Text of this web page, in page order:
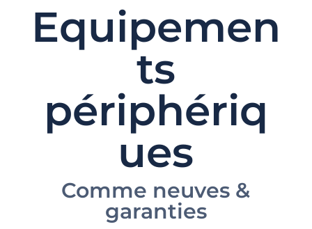
Equipemen
ts
périphériq
ues
Comme neuves &
garanties